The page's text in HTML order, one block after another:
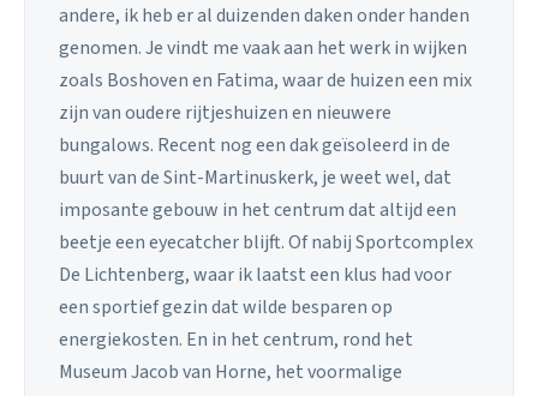
andere, ik heb er al duizenden daken onder handen
genomen. Je vindt me vaak aan het werk in wijken
zoals Boshoven en Fatima, waar de huizen een mix
zijn van oudere rijtjeshuizen en nieuwere
bungalows. Recent nog een dak geïsoleerd in de
buurt van de Sint-Martinuskerk, je weet wel, dat
imposante gebouw in het centrum dat altijd een
beetje een eyecatcher blijft. Of nabij Sportcomplex
De Lichtenberg, waar ik laatst een klus had voor
een sportief gezin dat wilde besparen op
energiekosten. En in het centrum, rond het
Museum Jacob van Horne, het voormalige